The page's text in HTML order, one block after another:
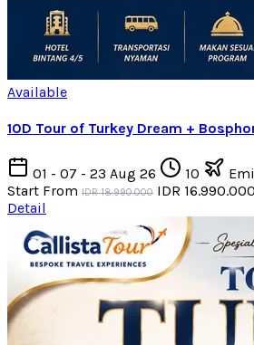
Available
10D Tour of Turkey Dream +
01 - 07 - 23 Aug 26 10
Start From IDR 18.990.000 IDR 16.990.000
Detail